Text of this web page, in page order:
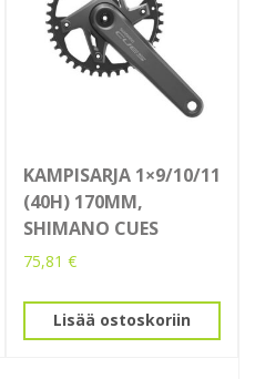
KAMPISARJA 1×9/10/11
(40H) 170MM,
SHIMANO CUES
75,81 €
Lisää ostoskoriin